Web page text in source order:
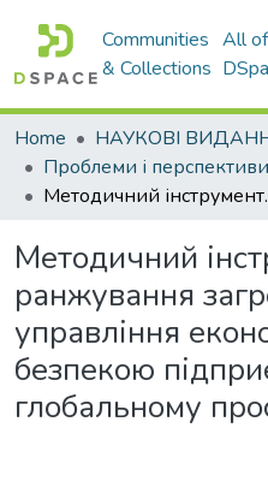
Communities
& Collections
All of
Home
Методичний
Методичний
ранжування
управління
безпекою
глобальному